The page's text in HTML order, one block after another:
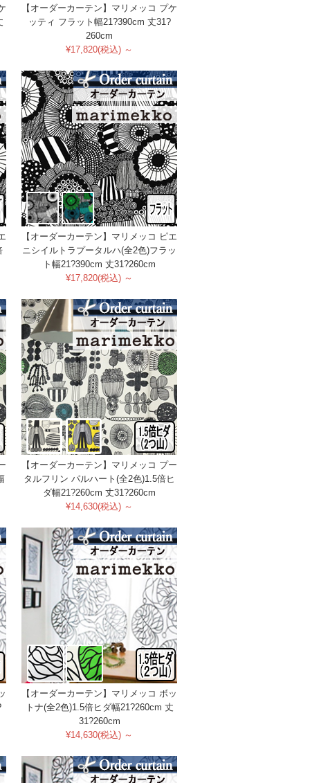
【オーダーカーテン】マリメッコ プケ
ッティ フラット幅21?390cm 丈31?
260cm
¥17,820(税込) ～
【オーダーカーテン】マリメッコ ピエ
ニシイルトラプータルハ(全2色)フラッ
ト幅21?390cm 丈31?260cm
¥17,820(税込) ～
【オーダーカーテン】マリメッコ プー
タルフリン パルハート(全2色)1.5倍ヒ
ダ幅21?260cm 丈31?260cm
¥14,630(税込) ～
【オーダーカーテン】マリメッコ ボッ
トナ(全2色)1.5倍ヒダ幅21?260cm 丈
31?260cm
¥14,630(税込) ～